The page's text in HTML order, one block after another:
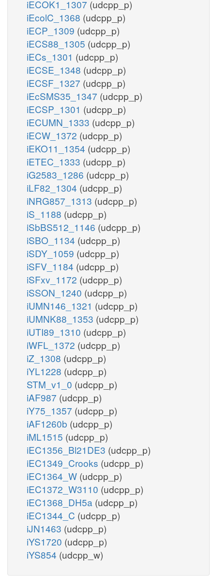
iECOK1_1307 (udcpp_p)
iEcolC_1368 (udcpp_p)
iECP_1309 (udcpp_p)
iECS88_1305 (udcpp_p)
iECs_1301 (udcpp_p)
iECSE_1348 (udcpp_p)
iECSF_1327 (udcpp_p)
iEcSMS35_1347 (udcpp_p)
iECSP_1301 (udcpp_p)
iECUMN_1333 (udcpp_p)
iECW_1372 (udcpp_p)
iEKO11_1354 (udcpp_p)
iETEC_1333 (udcpp_p)
iG2583_1286 (udcpp_p)
iLF82_1304 (udcpp_p)
iNRG857_1313 (udcpp_p)
iS_1188 (udcpp_p)
iSbBS512_1146 (udcpp_p)
iSBO_1134 (udcpp_p)
iSDY_1059 (udcpp_p)
iSFV_1184 (udcpp_p)
iSFxv_1172 (udcpp_p)
iSSON_1240 (udcpp_p)
iUMN146_1321 (udcpp_p)
iUMNK88_1353 (udcpp_p)
iUTI89_1310 (udcpp_p)
iWFL_1372 (udcpp_p)
iZ_1308 (udcpp_p)
iYL1228 (udcpp_p)
STM_v1_0 (udcpp_p)
iAF987 (udcpp_p)
iY75_1357 (udcpp_p)
iAF1260b (udcpp_p)
iML1515 (udcpp_p)
iEC1356_Bl21DE3 (udcpp_p)
iEC1349_Crooks (udcpp_p)
iEC1364_W (udcpp_p)
iEC1372_W3110 (udcpp_p)
iEC1368_DH5a (udcpp_p)
iEC1344_C (udcpp_p)
iJN1463 (udcpp_p)
iYS1720 (udcpp_p)
iYS854 (udcpp_w)